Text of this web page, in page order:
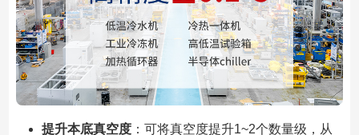
提升本底真空度：可将真空度提升1~2个数量级，从